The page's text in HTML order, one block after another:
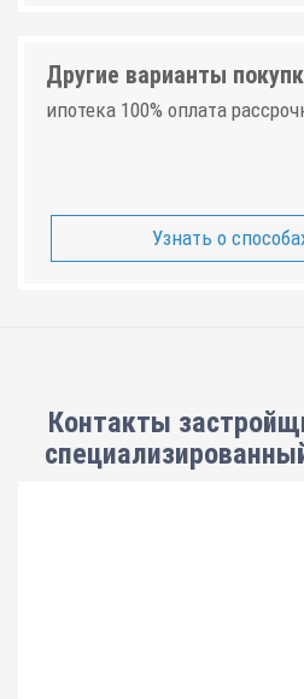
Другие варианты
ипотека 100% оплата
Узнать о
Контакты